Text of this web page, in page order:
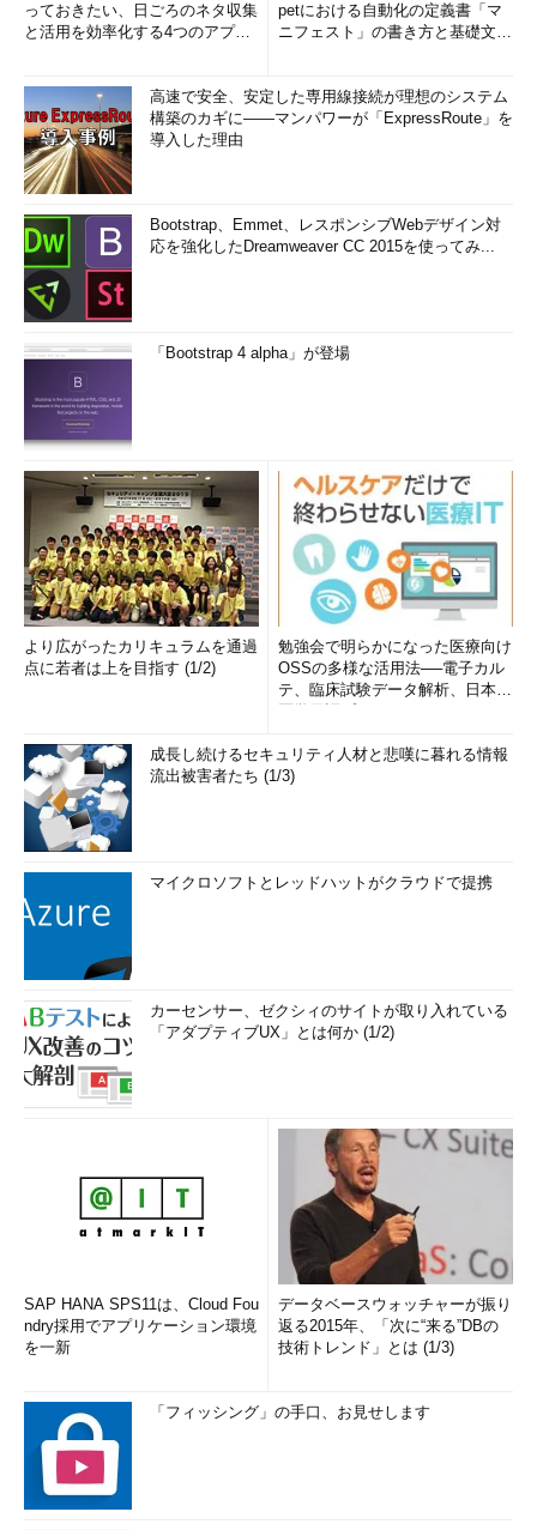
っておきたい、日ごろのネタ収集
と活用を効率化する4つのアプリ
petにおける自動化の定義書「マ
ニフェスト」の書き方と基礎文法
高速で安全、安定した専用線接続が理想のシステム
構築のカギに――マンパワーが「ExpressRoute」を
導入した理由
Bootstrap、Emmet、レスポンシブWebデザイン対
応を強化したDreamweaver CC 2015を使ってみ...
「Bootstrap 4 alpha」が登場
より広がったカリキュラムを通過
点に若者は上を目指す (1/2)
勉強会で明らかになった医療向け
OSSの多様な活用法──電子カル
テ、臨床試験データ解析、日本語
成長し続けるセキュリティ人材と悲嘆に暮れる情報
流出被害者たち (1/3)
マイクロソフトとレッドハットがクラウドで提携
カーセンサー、ゼクシィのサイトが取り入れている
「アダプティブUX」とは何か (1/2)
SAP HANA SPS11は、Cloud Fou
ndry採用でアプリケーション環境
を一新
データベースウォッチャーが振り
返る2015年、「次に“来る”DBの
技術トレンド」とは (1/3)
「フィッシング」の手口、お見せします